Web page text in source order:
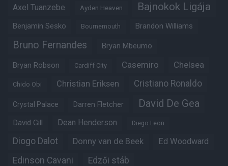
Axel Tuanzebe Ayden Heaven Bajnokok Ligája
Benjamin Sesko Bournemouth Brandon Williams
Bruno Fernandes Bryan Mbeumo
Bryan Robson Cardiff City Casemiro Chelsea
Chido Obi Christian Eriksen Cristiano Ronaldo
Crystal Palace Darren Fletcher David De Gea
David Gill Dean Henderson Diego Leon
Diogo Dalot Donny van de Beek Ed Woodward
Edinson Cavani Edzői stáb